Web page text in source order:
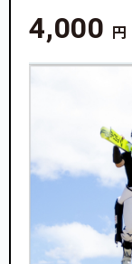
4,000 円